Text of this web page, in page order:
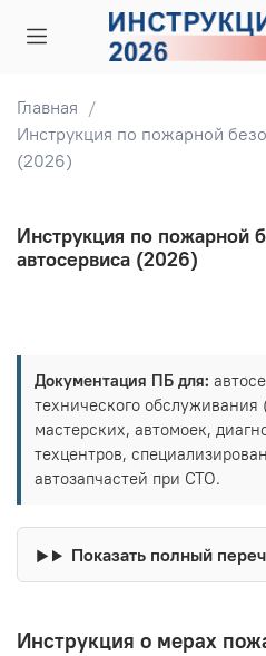
Главная
Инструкция по пожарной
(2026)
Инструкция по пожарной
автосервиса (2026)
Документация ПБ для:
технического
мастерских, автомоек,
техцентров,
автозапчастей при СТО.
Показать полный
Инструкция о мерах